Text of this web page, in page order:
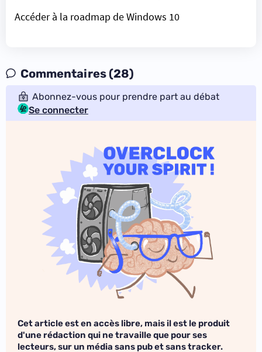
Accéder à la roadmap de Windows 10
Commentaires (28)
Abonnez-vous pour prendre part au débat
Se connecter
Cet article est en accès libre, mais il est le produit
d'une rédaction qui ne travaille que pour ses
lecteurs, sur un média sans pub et sans tracker.